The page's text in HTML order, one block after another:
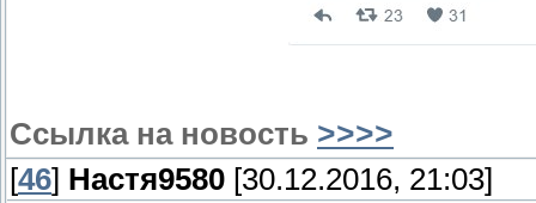
Ссылка на новость >>>>
[46] Настя9580 [30.12.2016, 21:03]